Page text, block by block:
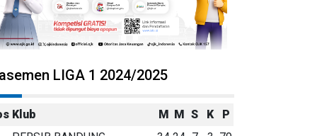
LIGA 1 2024/2025
Klub M M S K
P